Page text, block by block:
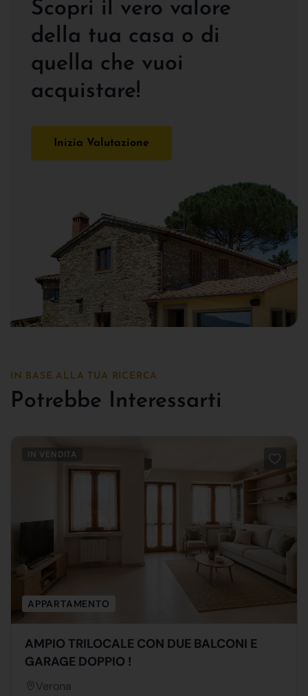
Scopri il vero valore
della tua casa o di
quella che vuoi
acquistare!
Inizia Valutazione
IN BASE ALLA TUA RICERCA
Potrebbe Interessarti
IN VENDITA
APPARTAMENTO
AMPIO TRILOCALE CON DUE BALCONI E
GARAGE DOPPIO !
Verona